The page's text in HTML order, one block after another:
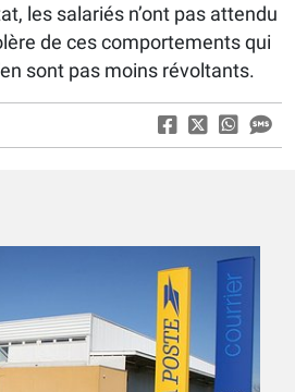
les salariés n’ont pas attendu
de ces comportements qui
sont pas moins révoltants.